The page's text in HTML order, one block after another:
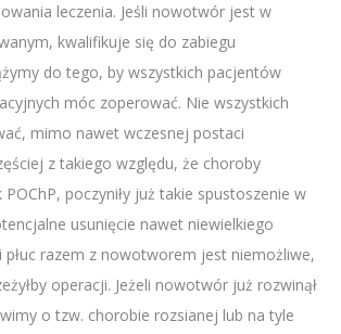
leczenia. Jeśli nowotwór jest w
kwalifikuje się do zabiegu
do tego, by wszystkich pacjentów
móc zoperować. Nie wszystkich
mimo nawet wczesnej postaci
z takiego względu, że choroby
poczyniły już takie spustoszenie w
usunięcie nawet niewielkiego
razem z nowotworem jest niemożliwe,
operacji. Jeżeli nowotwór już rozwinął
o tzw. chorobie rozsianej lub na tyle